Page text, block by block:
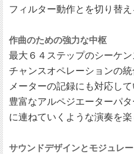
フィルター動作とを切り替え
作曲のための強力な中枢
最大６４ステップのシーケ
チャンスオペレーションの
メーターの記録にも対応して
豊富なアルペジエーターパ
に連ねていくような演奏を楽
サウンドデザインとモジュレ